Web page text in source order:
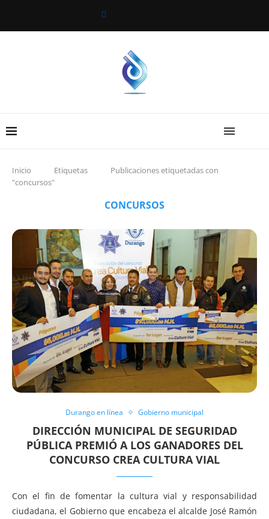
Inicio Etiquetas
Publicaciones etiquetadas con
"concursos"
CONCURSOS
Durango en línea Gobierno municipal
DIRECCIÓN MUNICIPAL DE SEGURIDAD
PÚBLICA PREMIÓ A LOS GANADORES DEL
CONCURSO CREA CULTURA VIAL
Con el fin de fomentar la cultura vial y responsabilidad
ciudadana, el Gobierno que encabeza el alcalde José Ramón